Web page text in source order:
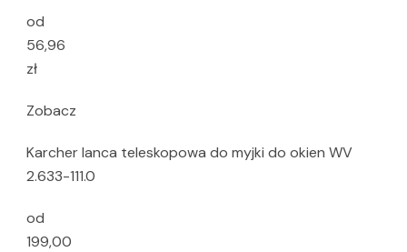
od
56,96
zł
Zobacz
Karcher lanca teleskopowa do myjki do okien WV
2.633-111.0
od
199,00